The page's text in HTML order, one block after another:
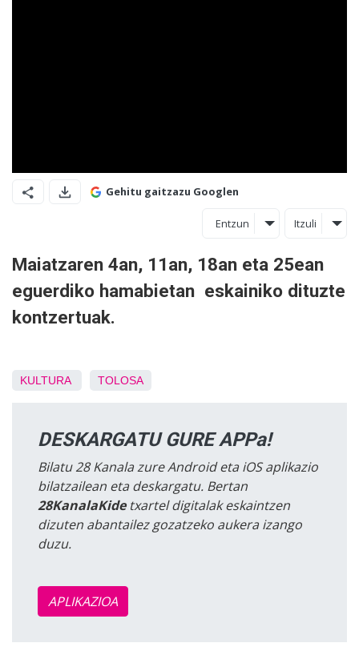
Gehitu gaitzazu Googlen
Entzun Itzuli
Maiatzaren 4an, 11an, 18an eta 25ean
eguerdiko hamabietan eskainiko dituzte
kontzertuak.
KULTURA TOLOSA
DESKARGATU GURE APPa!
Bilatu 28 Kanala zure Android eta iOS aplikazio
bilatzailean eta deskargatu. Bertan
28KanalaKidetxartel digitalak eskaintzen
dizuten abantailez gozatzeko aukera izango
duzu.
APLIKAZIOA